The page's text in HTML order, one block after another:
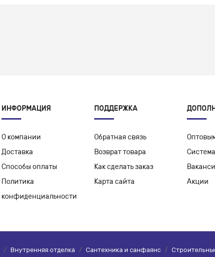
ИНФОРМАЦИЯ
О компании
Доставка
Способы оплаты
Политика
конфиденциальности
ПОДДЕРЖКА
Обратная связь
Возврат товара
Как сделать заказ
Карта сайта
Акции
/ Внутренняя отделка / Сантехника и санфаянс /